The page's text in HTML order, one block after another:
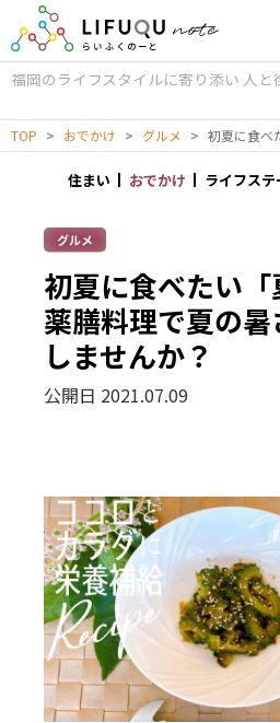
福岡のライフスタイルに寄り添い 人と
TOP > おでかけ > グルメ >
住まい おでかけ ライフステ
グルメ
初夏に食べたい「
薬膳料理で夏の
しませんか？
公開日 2021.07.09